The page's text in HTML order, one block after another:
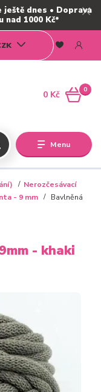
dnes • Doprava
nad 1000 Kč*
Menu
0
0 Kč
Nerozčesávací
- 9 mm
Bavlněná
- khaki